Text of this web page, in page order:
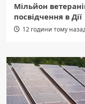
Мільйон
посвідчення в Дії
12 години тому